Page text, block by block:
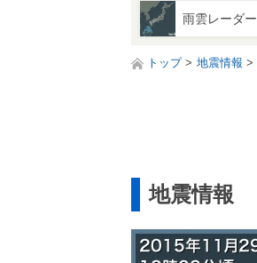
雨雲レーダー
トップ 地震情報
地震情報